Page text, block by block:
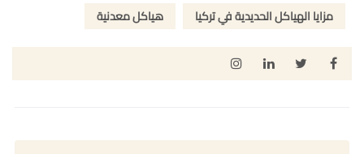
مزايا الهياكل الحديدية في تركيا
هياكل معدنية